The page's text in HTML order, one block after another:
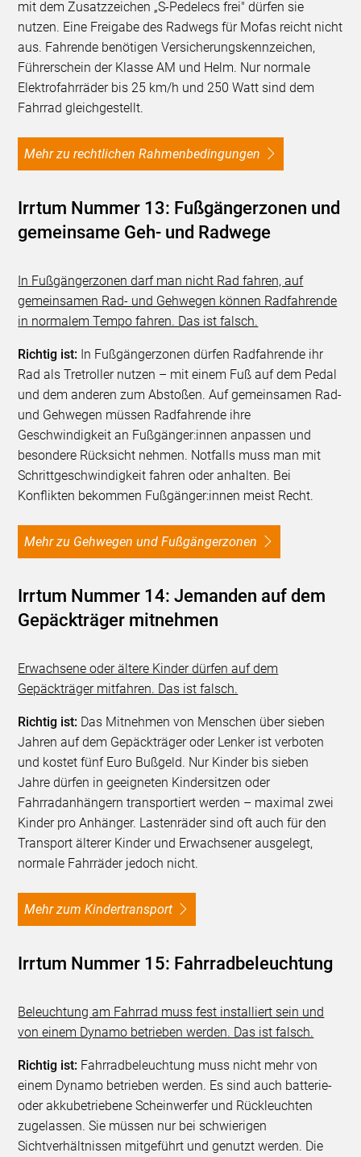
mit dem Zusatzzeichen „S-Pedelecs frei" dürfen sie
nutzen. Eine Freigabe des Radwegs für Mofas reicht nicht
aus. Fahrende benötigen Versicherungskennzeichen,
Führerschein der Klasse AM und Helm. Nur normale
Elektrofahrräder bis 25 km/h und 250 Watt sind dem
Fahrrad gleichgestellt.
Mehr zu rechtlichen Rahmenbedingungen
Irrtum Nummer 13: Fußgängerzonen und
gemeinsame Geh- und Radwege
In Fußgängerzonen darf man nicht Rad fahren, auf
gemeinsamen Rad- und Gehwegen können Radfahrende
in normalem Tempo fahren. Das ist falsch.
Richtig ist: In Fußgängerzonen dürfen Radfahrende ihr
Rad als Tretroller nutzen – mit einem Fuß auf dem Pedal
und dem anderen zum Abstoßen. Auf gemeinsamen Rad-
und Gehwegen müssen Radfahrende ihre
Geschwindigkeit an Fußgänger:innen anpassen und
besondere Rücksicht nehmen. Notfalls muss man mit
Schrittgeschwindigkeit fahren oder anhalten. Bei
Konflikten bekommen Fußgänger:innen meist Recht.
Mehr zu Gehwegen und Fußgängerzonen
Irrtum Nummer 14: Jemanden auf dem
Gepäckträger mitnehmen
Erwachsene oder ältere Kinder dürfen auf dem
Gepäckträger mitfahren. Das ist falsch.
Richtig ist: Das Mitnehmen von Menschen über sieben
Jahren auf dem Gepäckträger oder Lenker ist verboten
und kostet fünf Euro Bußgeld. Nur Kinder bis sieben
Jahre dürfen in geeigneten Kindersitzen oder
Fahrradanhängern transportiert werden – maximal zwei
Kinder pro Anhänger. Lastenräder sind oft auch für den
Transport älterer Kinder und Erwachsener ausgelegt,
normale Fahrräder jedoch nicht.
Mehr zum Kindertransport
Irrtum Nummer 15: Fahrradbeleuchtung
Beleuchtung am Fahrrad muss fest installiert sein und
von einem Dynamo betrieben werden. Das ist falsch.
Richtig ist: Fahrradbeleuchtung muss nicht mehr von
einem Dynamo betrieben werden. Es sind auch batterie-
oder akkubetriebene Scheinwerfer und Rückleuchten
zugelassen. Sie müssen nur bei schwierigen
Sichtverhältnissen mitgeführt und genutzt werden. Die